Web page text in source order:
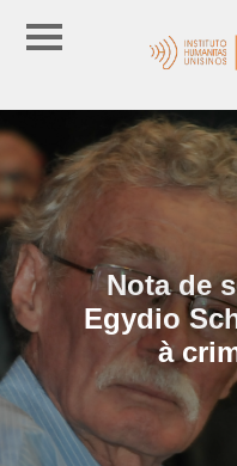
Nota de
Egydio
à